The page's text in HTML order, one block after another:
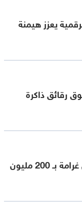
يعزز هيمنة
رقائق ذاكرة
الاتحاد الأوروبي يفرض غرامة بـ 200 مليون